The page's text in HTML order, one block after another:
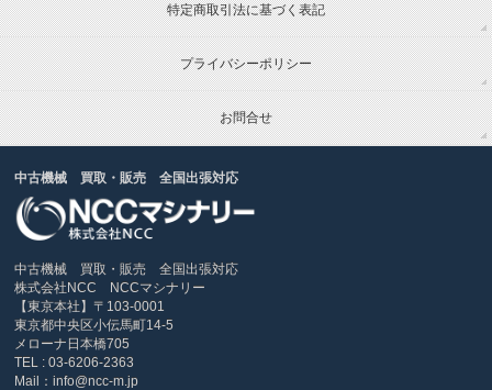
特定商取引法に基づく表記
プライバシーポリシー
お問合せ
中古機械 買取・販売 全国出張対応
中古機械 買取・販売 全国出張対応
株式会社NCC NCCマシナリー
【東京本社】〒103-0001
東京都中央区小伝馬町14-5
メローナ日本橋705
TEL : 03-6206-2363
Mail：info@ncc-m.jp